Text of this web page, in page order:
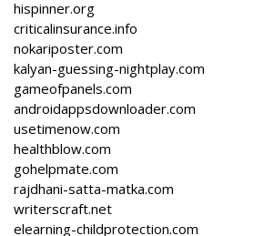
hispinner.org
criticalinsurance.info
nokariposter.com
kalyan-guessing-nightplay.com
gameofpanels.com
androidappsdownloader.com
usetimenow.com
healthblow.com
gohelpmate.com
rajdhani-satta-matka.com
writerscraft.net
elearning-childprotection.com